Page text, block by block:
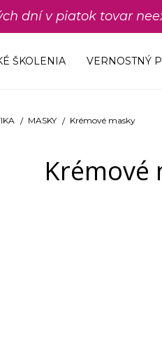
dní v piatok tovar
ŠKOLENIA VERNOSTNÝ
MASKY Krémové masky
Krémové